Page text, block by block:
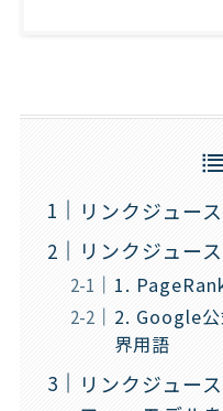
リンクジュー
リンクジュー
1.
2. Google
界用語
リンクジュー